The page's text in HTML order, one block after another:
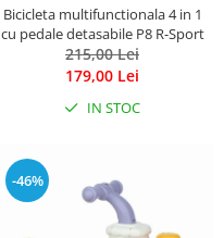
Bicicleta multifunctionala 4 in 1
cu pedale detasabile P8 R-Sport
215,00 Lei
179,00 Lei
IN STOC
-46%